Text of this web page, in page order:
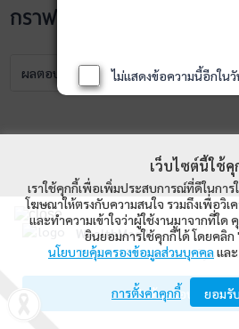
กราฟราคา NAV
ผลตอบแทน NAV
WealthMagik
Wealth Management
เปิดด้วยแอป
ไม่แสดงข้อความนี้อีกใน
เว็บไซต์นี้ใช้คุ
เราใช้คุกกี้เพื่อเพิ่มประสบการณ์ที่ดีในการ
โฆษณาให้ตรงกับความสนใจ รวมถึงเพื่อวิเ
และทำความเข้าใจว่าผู้ใช้งานมาจากที่ใด
ยินยอมการใช้คุกกี้ได้ โดยคลิก
นโยบายคุ้มครองข้อมูลส่วนบุคคลและ
การตั้งค่าคุกกี้ ยอมรั